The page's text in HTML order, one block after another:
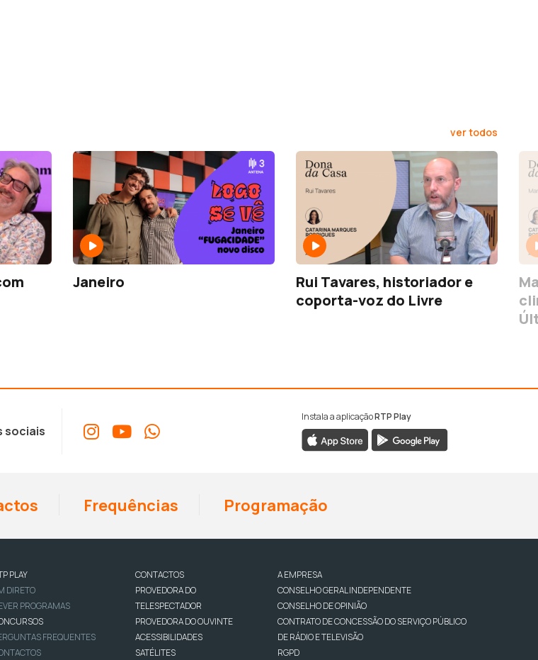
ver todos
Janeiro
Rui Tavares, historiador e
coporta-voz do Livre
sociais
Instala a aplicaçãoRTP Play
Frequências Programação
PLAY
DIRETO
PROGRAMAS
FREQUENTES
CONTACTOS
PROVEDORA DO
TELESPECTADOR
PROVEDORA DO OUVINTE
ACESSIBILIDADES
SATÉLITES
A EMPRESA
CONSELHO GERAL INDEPENDENTE
CONSELHO DE OPINIÃO
CONTRATO DE CONCESSÃO DO SERVIÇO PÚBLICO
DE RÁDIO E TELEVISÃO
RGPD